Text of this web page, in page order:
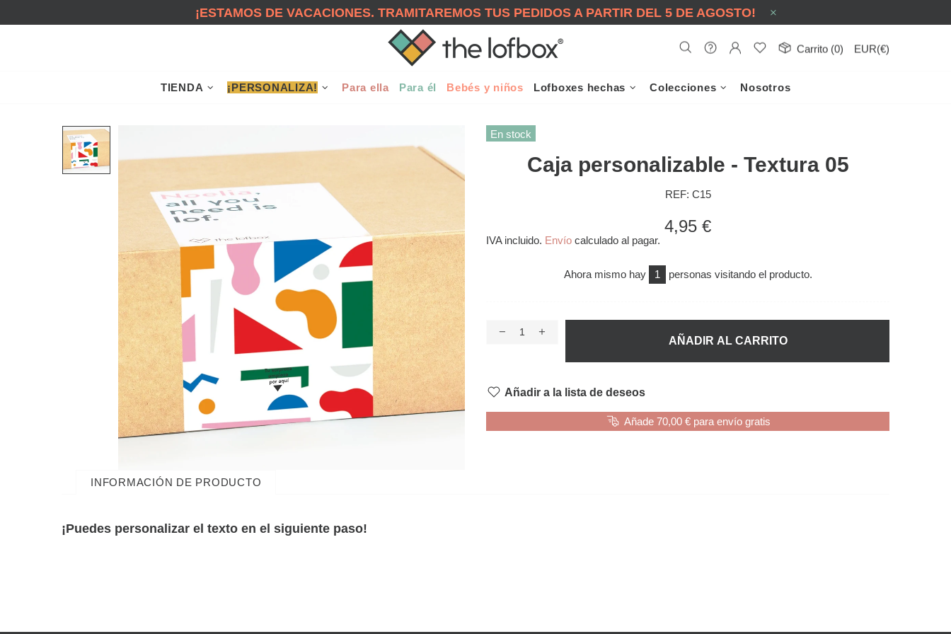
¡ESTAMOS DE VACACIONES. TRAMITAREMOS TUS PEDIDOS A PARTIR DEL 5 DE AGOSTO!
Carrito (0) EUR(€)
TIENDA ¡PERSONALIZA! Para ella Para él Bebés y niños Lofboxes hechas Colecciones Nosotros
En stock
Caja personalizable - Textura 05
REF: C15
4,95 €
IVA incluido. Envío calculado al pagar.
Ahora mismo hay 1 personas visitando el producto.
AÑADIR AL CARRITO
Añadir a la lista de deseos
Añade 70,00 € para envío gratis
INFORMACIÓN DE PRODUCTO
¡Puedes personalizar el texto en el siguiente paso!